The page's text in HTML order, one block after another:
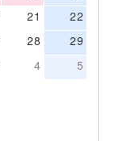
21
22
28
29
4 5